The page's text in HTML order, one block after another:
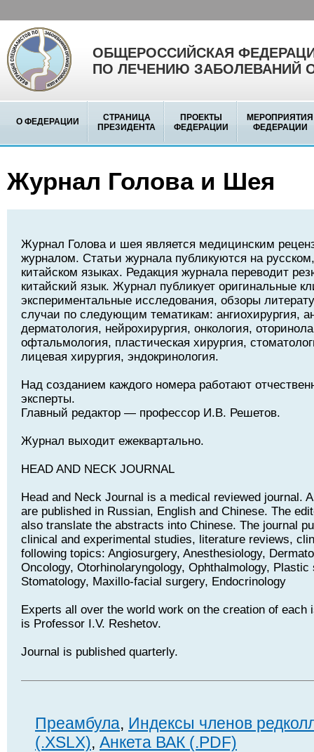
ОБЩЕРОССИЙСКАЯ
ПО ЛЕЧЕНИЮ ЗАБОЛЕВАНИЙ
О ФЕДЕРАЦИИ
СТРАНИЦА
ПРЕЗИДЕНТА
ПРОЕКТЫ
ФЕДЕРАЦИИ
МЕРОПРИЯТИЯ
ФЕДЕРАЦИИ
Журнал Голова и Шея
Журнал Голова и шея является медицинским
журналом. Статьи журнала публикуются на
китайском языках. Редакция журнала переводит
китайский язык. Журнал публикует оригинальные
экспериментальные исследования, обзоры
случаи по следующим тематикам: ангиохирургия,
дерматология, нейрохирургия, онкология,
офтальмология, пластическая хирургия,
лицевая хирургия, эндокринология.
Над созданием каждого номера работают
эксперты.
Главный редактор — профессор И.В. Решетов.
Журнал выходит ежеквартально.
HEAD AND NECK JOURNAL
Head and Neck Journal is a medical reviewed journal.
are published in Russian, English and Chinese. The
also translate the abstracts into Chinese. The journal
clinical and experimental studies, literature reviews,
following topics: Angiosurgery, Anesthesiology,
Oncology, Otorhinolaryngology, Ophthalmology, Plastic
Stomatology, Maxillo-facial surgery, Endocrinology
Experts all over the world work on the creation of each
is Professor I.V. Reshetov.
Journal is published quarterly.
Преамбула, Индексы членов
(.XSLX), Анкета ВАК (.PDF)